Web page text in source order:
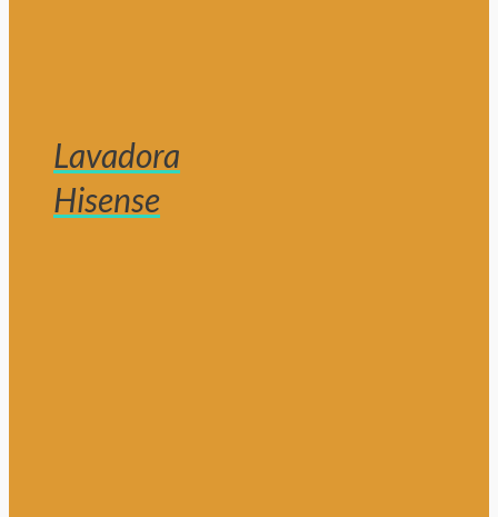
Lavadora
Hisense